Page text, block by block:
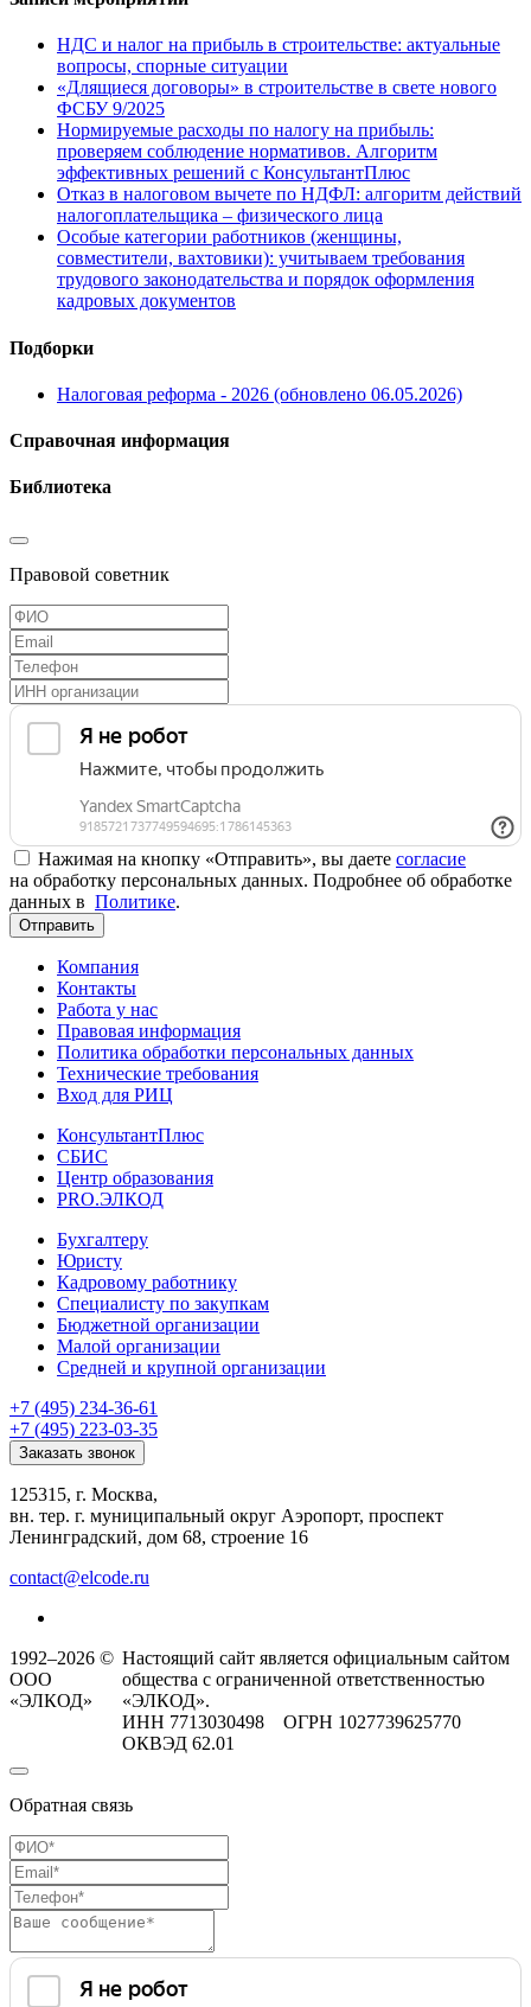
НДС и налог на прибыль в строительстве: актуальные
вопросы, спорные ситуации
«Длящиеся договоры» в строительстве в свете нового
ФСБУ 9/2025
Нормируемые расходы по налогу на прибыль:
проверяем соблюдение нормативов. Алгоритм
эффективных решений с КонсультантПлюс
Отказ в налоговом вычете по НДФЛ: алгоритм действий
налогоплательщика – физического лица
Особые категории работников (женщины,
совместители, вахтовики): учитываем требования
трудового законодательства и порядок оформления
кадровых документов
Подборки
Налоговая реформа - 2026 (обновлено 06.05.2026)
Справочная информация
Библиотека
Правовой советник
Нажимая на кнопку «Отправить», вы даете согласие
на обработку персональных данных. Подробнее об обработке
данных в Политике.
Отправить
Компания
Контакты
Работа у нас
Правовая информация
Политика обработки персональных данных
Технические требования
Вход для РИЦ
КонсультантПлюс
СБИС
Центр образования
PRO.ЭЛКОД
Бухгалтеру
Юристу
Кадровому работнику
Специалисту по закупкам
Бюджетной организации
Малой организации
Средней и крупной организации
+7 (495) 234-36-61
+7 (495) 223-03-35
Заказать звонок
125315, г. Москва,
вн. тер. г. муниципальный округ Аэропорт, проспект
Ленинградский, дом 68, строение 16
contact@elcode.ru
1992–2026 ©
ООО
«ЭЛКОД»
Настоящий сайт является официальным сайтом
общества с ограниченной ответственностью
«ЭЛКОД».
ИНН 7713030498 ОГРН 1027739625770
ОКВЭД 62.01
Обратная связь